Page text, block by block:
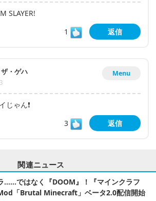
SLAYER!
1
返信
Menu
・ゲハ
じゃん❗
3
返信
関連ニュース
……ではなく『DOOM』！『マインクラフ
「Brutal Minecraft」ベータ2.0配信開始